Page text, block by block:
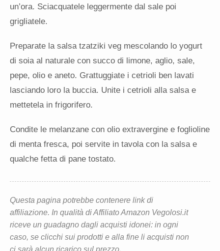
un’ora. Sciacquatele leggermente dal sale poi
grigliatele.
Preparate la salsa tzatziki veg mescolando lo yogurt
di soia al naturale con succo di limone, aglio, sale,
pepe, olio e aneto. Grattuggiate i cetrioli ben lavati
lasciando loro la buccia. Unite i cetrioli alla salsa e
mettetela in frigorifero.
Condite le melanzane con olio extravergine e foglioline
di menta fresca, poi servite in tavola con la salsa e
qualche fetta di pane tostato.
Questa pagina potrebbe contenere link di
affiliazione. In qualità di Affiliato Amazon Vegolosi.it
riceve un guadagno dagli acquisti idonei: in ogni
caso, se clicchi sui prodotti e alla fine li acquisti non